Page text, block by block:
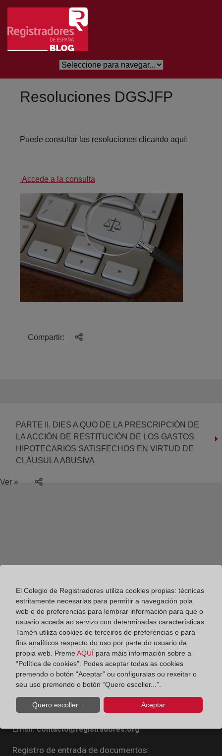
Skip to Main Content
Resoluciones DGSJFP
Puede consultar las resoluciones clicando aquí:
Accede a la consulta
Compartir:
PARTE II. DIES A QUO DE LA PRESCRIPCIÓN DE
LA ACCIÓN DE RESTITUCIÓN DE LOS GASTOS
HIPOTECARIOS SATISFECHOS EN VIRTUD DE
CLÁUSULA ABUSIVA
Ver »
Colegio de Registradores
Diego de León, 21. 28006 Madrid
Teléfono:91 270 16 99
Fax:91 564 11 59
Email:contacto@registradores.org
Registro de entrada de documentos:
El Colegio de Registradores utiliza cookies propias: técnicas
estritamente necesarias para permitir a navegación pola
web e de preferencias para lembrar información para que o
usuario acceda ao servizo con determinadas características.
Tamén utiliza cookies de terceiros de preferencias e para
fins analíticos respecto do uso por parte do usuario da
propia web. Preme AQUÍ para máis información sobre a
“Política de cookies”. Podes aceptar todas as cookies
premendo o botón “Aceptar” ou configuralas ou rexeitar o
seu uso premendo o botón “Quero escoller...”.
Quero escoller... Aceptar